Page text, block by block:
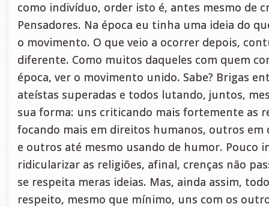
como indivíduo, order isto é, antes mesmo de
Pensadores. Na época eu tinha uma ideia do
o movimento. O que veio a ocorrer depois,
diferente. Como muitos daqueles com quem
época, ver o movimento unido. Sabe? Brigas
ateístas superadas e todos lutando, juntos,
sua forma: uns criticando mais fortemente as
focando mais em direitos humanos, outros em
e outros até mesmo usando de humor. Pouco
ridicularizar as religiões, afinal, crenças não
se respeita meras ideias. Mas, ainda assim,
respeito, mesmo que mínimo, uns com os